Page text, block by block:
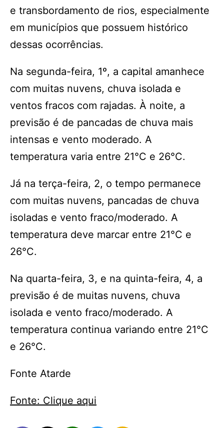
e transbordamento de rios, especialmente
em municípios que possuem histórico
dessas ocorrências.
Na segunda-feira, 1º, a capital amanhece
com muitas nuvens, chuva isolada e
ventos fracos com rajadas. À noite, a
previsão é de pancadas de chuva mais
intensas e vento moderado. A
temperatura varia entre 21°C e 26°C.
Já na terça-feira, 2, o tempo permanece
com muitas nuvens, pancadas de chuva
isoladas e vento fraco/moderado. A
temperatura deve marcar entre 21°C e
26°C.
Na quarta-feira, 3, e na quinta-feira, 4, a
previsão é de muitas nuvens, chuva
isolada e vento fraco/moderado. A
temperatura continua variando entre 21°C
e 26°C.
Fonte Atarde
Fonte: Clique aqui